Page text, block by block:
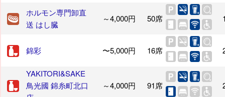
ホルモン専門卸直
送 はし臓
～4,000円 50席
錦彩 〜5,000円 16席
YAKITORI&SAKE
鳥光國 錦糸町北口
～4,000円 91席